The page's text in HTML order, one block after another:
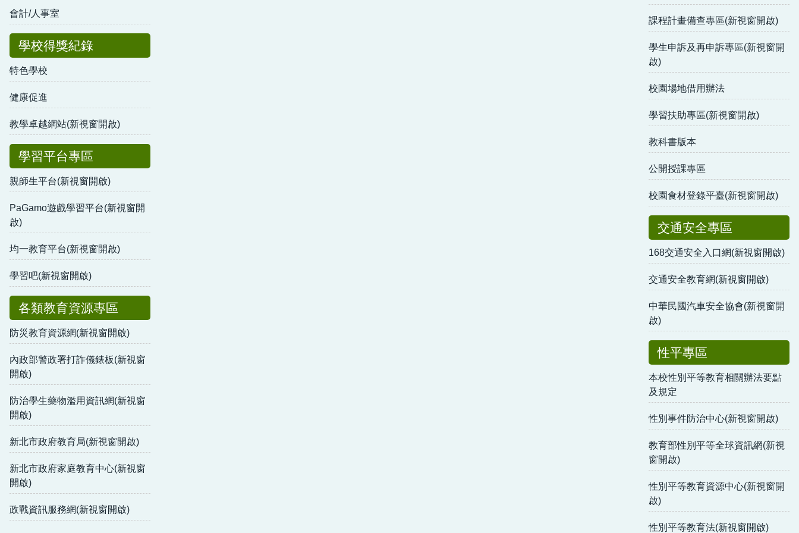
會計/人事室
學校得獎紀錄
特色學校
健康促進
教學卓越網站(新視窗開啟)
學習平台專區
親師生平台(新視窗開啟)
PaGamo遊戲學習平台(新視窗開
啟)
均一教育平台(新視窗開啟)
學習吧(新視窗開啟)
各類教育資源專區
防災教育資源網(新視窗開啟)
內政部警政署打詐儀錶板(新視窗
開啟)
防治學生藥物濫用資訊網(新視窗
開啟)
新北市政府教育局(新視窗開啟)
新北市政府家庭教育中心(新視窗
開啟)
政戰資訊服務網(新視窗開啟)
課程計畫備查專區(新視窗開啟)
學生申訴及再申訴專區(新視窗開
啟)
校園場地借用辦法
學習扶助專區(新視窗開啟)
教科書版本
公開授課專區
校園食材登錄平臺(新視窗開啟)
交通安全專區
168交通安全入口網(新視窗開啟)
交通安全教育網(新視窗開啟)
中華民國汽車安全協會(新視窗開
啟)
性平專區
本校性別平等教育相關辦法要點
及規定
性別事件防治中心(新視窗開啟)
教育部性別平等全球資訊網(新視
窗開啟)
性別平等教育資源中心(新視窗開
啟)
性別平等教育法(新視窗開啟)